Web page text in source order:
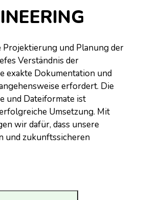
Projektierung und Planung der
Verständnis der
exakte Dokumentation und
erfordert. Die
und Dateiformate ist
Umsetzung. Mit
wir dafür, dass unsere
und zukunftssicheren